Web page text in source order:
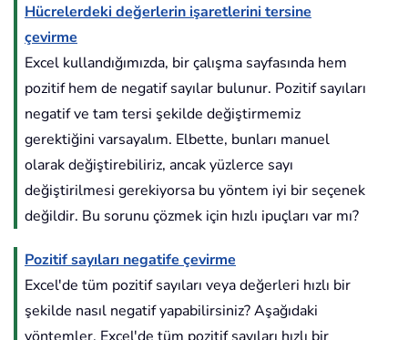
Hücrelerdeki değerlerin işaretlerini tersine
çevirme
Excel kullandığımızda, bir çalışma sayfasında hem
pozitif hem de negatif sayılar bulunur. Pozitif sayıları
negatif ve tam tersi şekilde değiştirmemiz
gerektiğini varsayalım. Elbette, bunları manuel
olarak değiştirebiliriz, ancak yüzlerce sayı
değiştirilmesi gerekiyorsa bu yöntem iyi bir seçenek
değildir. Bu sorunu çözmek için hızlı ipuçları var mı?
Pozitif sayıları negatife çevirme
Excel'de tüm pozitif sayıları veya değerleri hızlı bir
şekilde nasıl negatif yapabilirsiniz? Aşağıdaki
yöntemler, Excel'de tüm pozitif sayıları hızlı bir